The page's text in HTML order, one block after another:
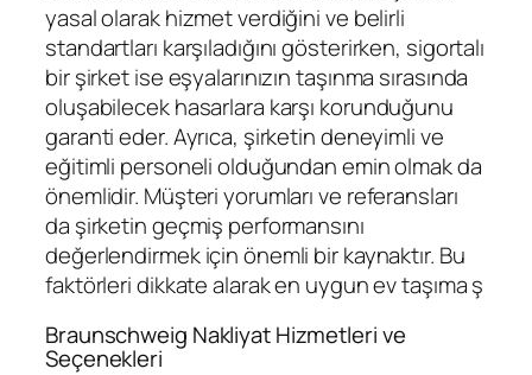
yasal olarak hizmet verdiğini ve belirli
standartları karşıladığını gösterirken, sigortalı
bir şirket ise eşyalarınızın taşınma sırasında
oluşabilecek hasarlara karşı korunduğunu
garanti eder. Ayrıca, şirketin deneyimli ve
eğitimli personeli olduğundan emin olmak da
önemlidir. Müşteri yorumları ve referansları
da şirketin geçmiş performansını
değerlendirmek için önemli bir kaynaktır. Bu
faktörleri dikkate alarak en uygun ev taşıma ş
Braunschweig Nakliyat Hizmetleri ve
Seçenekleri